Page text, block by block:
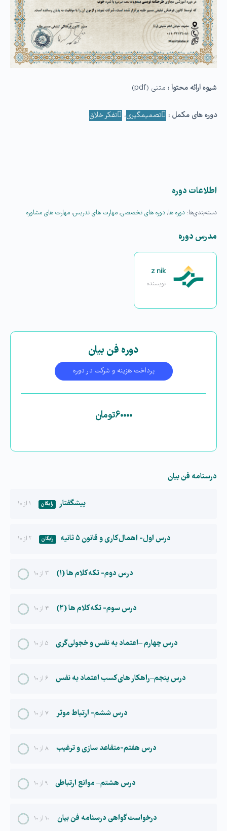
شیوه ارائه محتوا : متنی (pdf)
دوره­ های مکمل : تصمیم­گیری، تفکر خلاق
اطلاعات دوره
دسته‌بندی‌ها: دوره ها, دوره های تخصصی, مهارت های تدریس, مهارت های مشاوره
مدرس دوره
z nik
نویسنده
دوره فن بیان
پرداخت هزینه و شرکت در دوره
۶۰۰۰۰تومان
درسنامه فن بیان
۱ از ۱۰ پیشگفتار رایگان
۲ از ۱۰ درس اول- اهمال کاری و قانون ۵ ثانیه رایگان
۳ از ۱۰ درس دوم- تکه کلام ها (۱)
۴ از ۱۰ درس سوم- تکه کلام ها (۲)
۵ از ۱۰ درس چهارم –اعتماد به نفس و خجولی گری
۶ از ۱۰ درس پنجم–راهکار های کسب اعتماد به نفس
۷ از ۱۰ درس ششم- ارتباط موثر
۸ از ۱۰ درس هفتم-متقاعد سازی و ترغیب
۹ از ۱۰ درس هشتم– موانع ارتباطی
۱۰ از ۱۰ درخواست گواهی درسنامه فن بیان